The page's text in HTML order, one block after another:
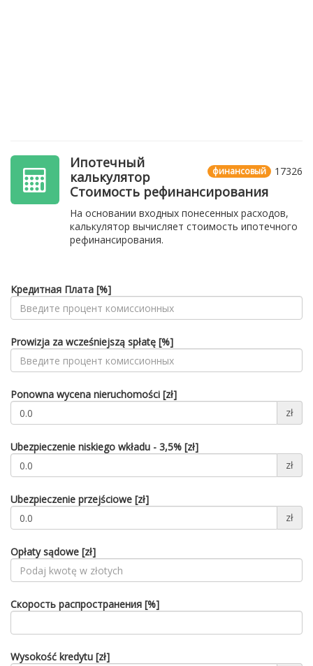
17326
финансовый
Ипотечный
калькулятор
Стоимость рефинансирования
На основании входных понесенных расходов,
калькулятор вычисляет стоимость ипотечного
рефинансирования.
Кредитная Плата [%]
Prowizja za wcześniejszą spłatę [%]
Ponowna wycena nieruchomości [zł]
zł
Ubezpieczenie niskiego wkładu - 3,5% [zł]
zł
Ubezpieczenie przejściowe [zł]
zł
Opłaty sądowe [zł]
Скорость распространения [%]
Wysokość kredytu [zł]